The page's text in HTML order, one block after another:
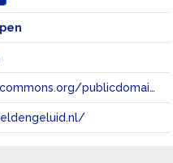
https://creativecommons.org/publicdomain/zero/1.0/